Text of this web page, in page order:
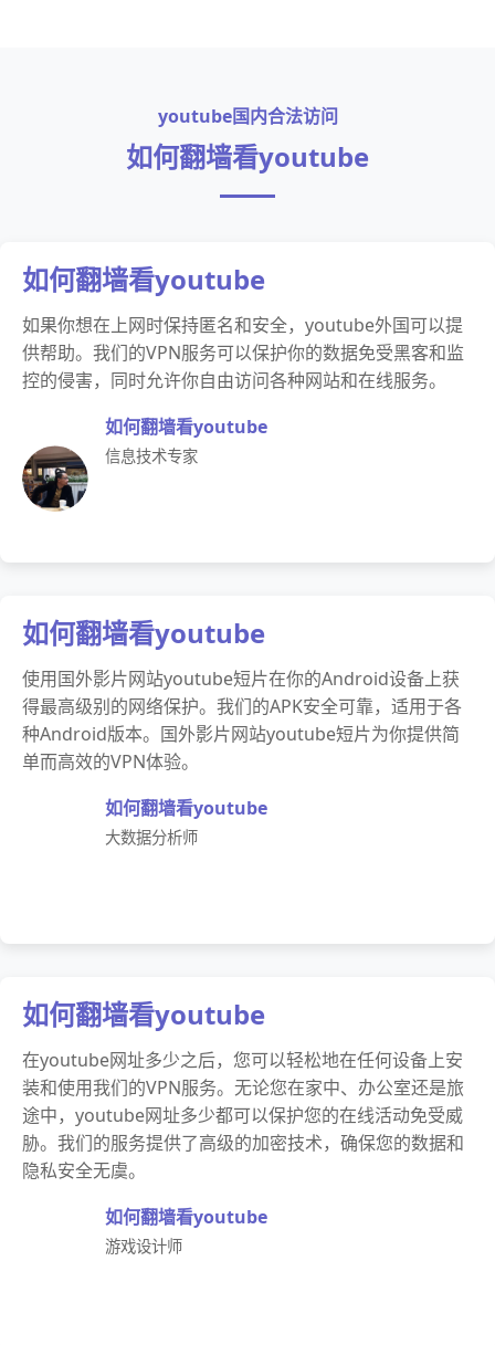
youtube国内合法访问
如何翻墙看youtube
如何翻墙看youtube
如果你想在上网时保持匿名和安全，youtube外国可以提
供帮助。我们的VPN服务可以保护你的数据免受黑客和监
控的侵害，同时允许你自由访问各种网站和在线服务。
如何翻墙看youtube
信息技术专家
如何翻墙看youtube
使用国外影片网站youtube短片在你的Android设备上获
得最高级别的网络保护。我们的APK安全可靠，适用于各
种Android版本。国外影片网站youtube短片为你提供简
单而高效的VPN体验。
如何翻墙看youtube
大数据分析师
如何翻墙看youtube
在youtube网址多少之后，您可以轻松地在任何设备上安
装和使用我们的VPN服务。无论您在家中、办公室还是旅
途中，youtube网址多少都可以保护您的在线活动免受威
胁。我们的服务提供了高级的加密技术，确保您的数据和
隐私安全无虞。
如何翻墙看youtube
游戏设计师